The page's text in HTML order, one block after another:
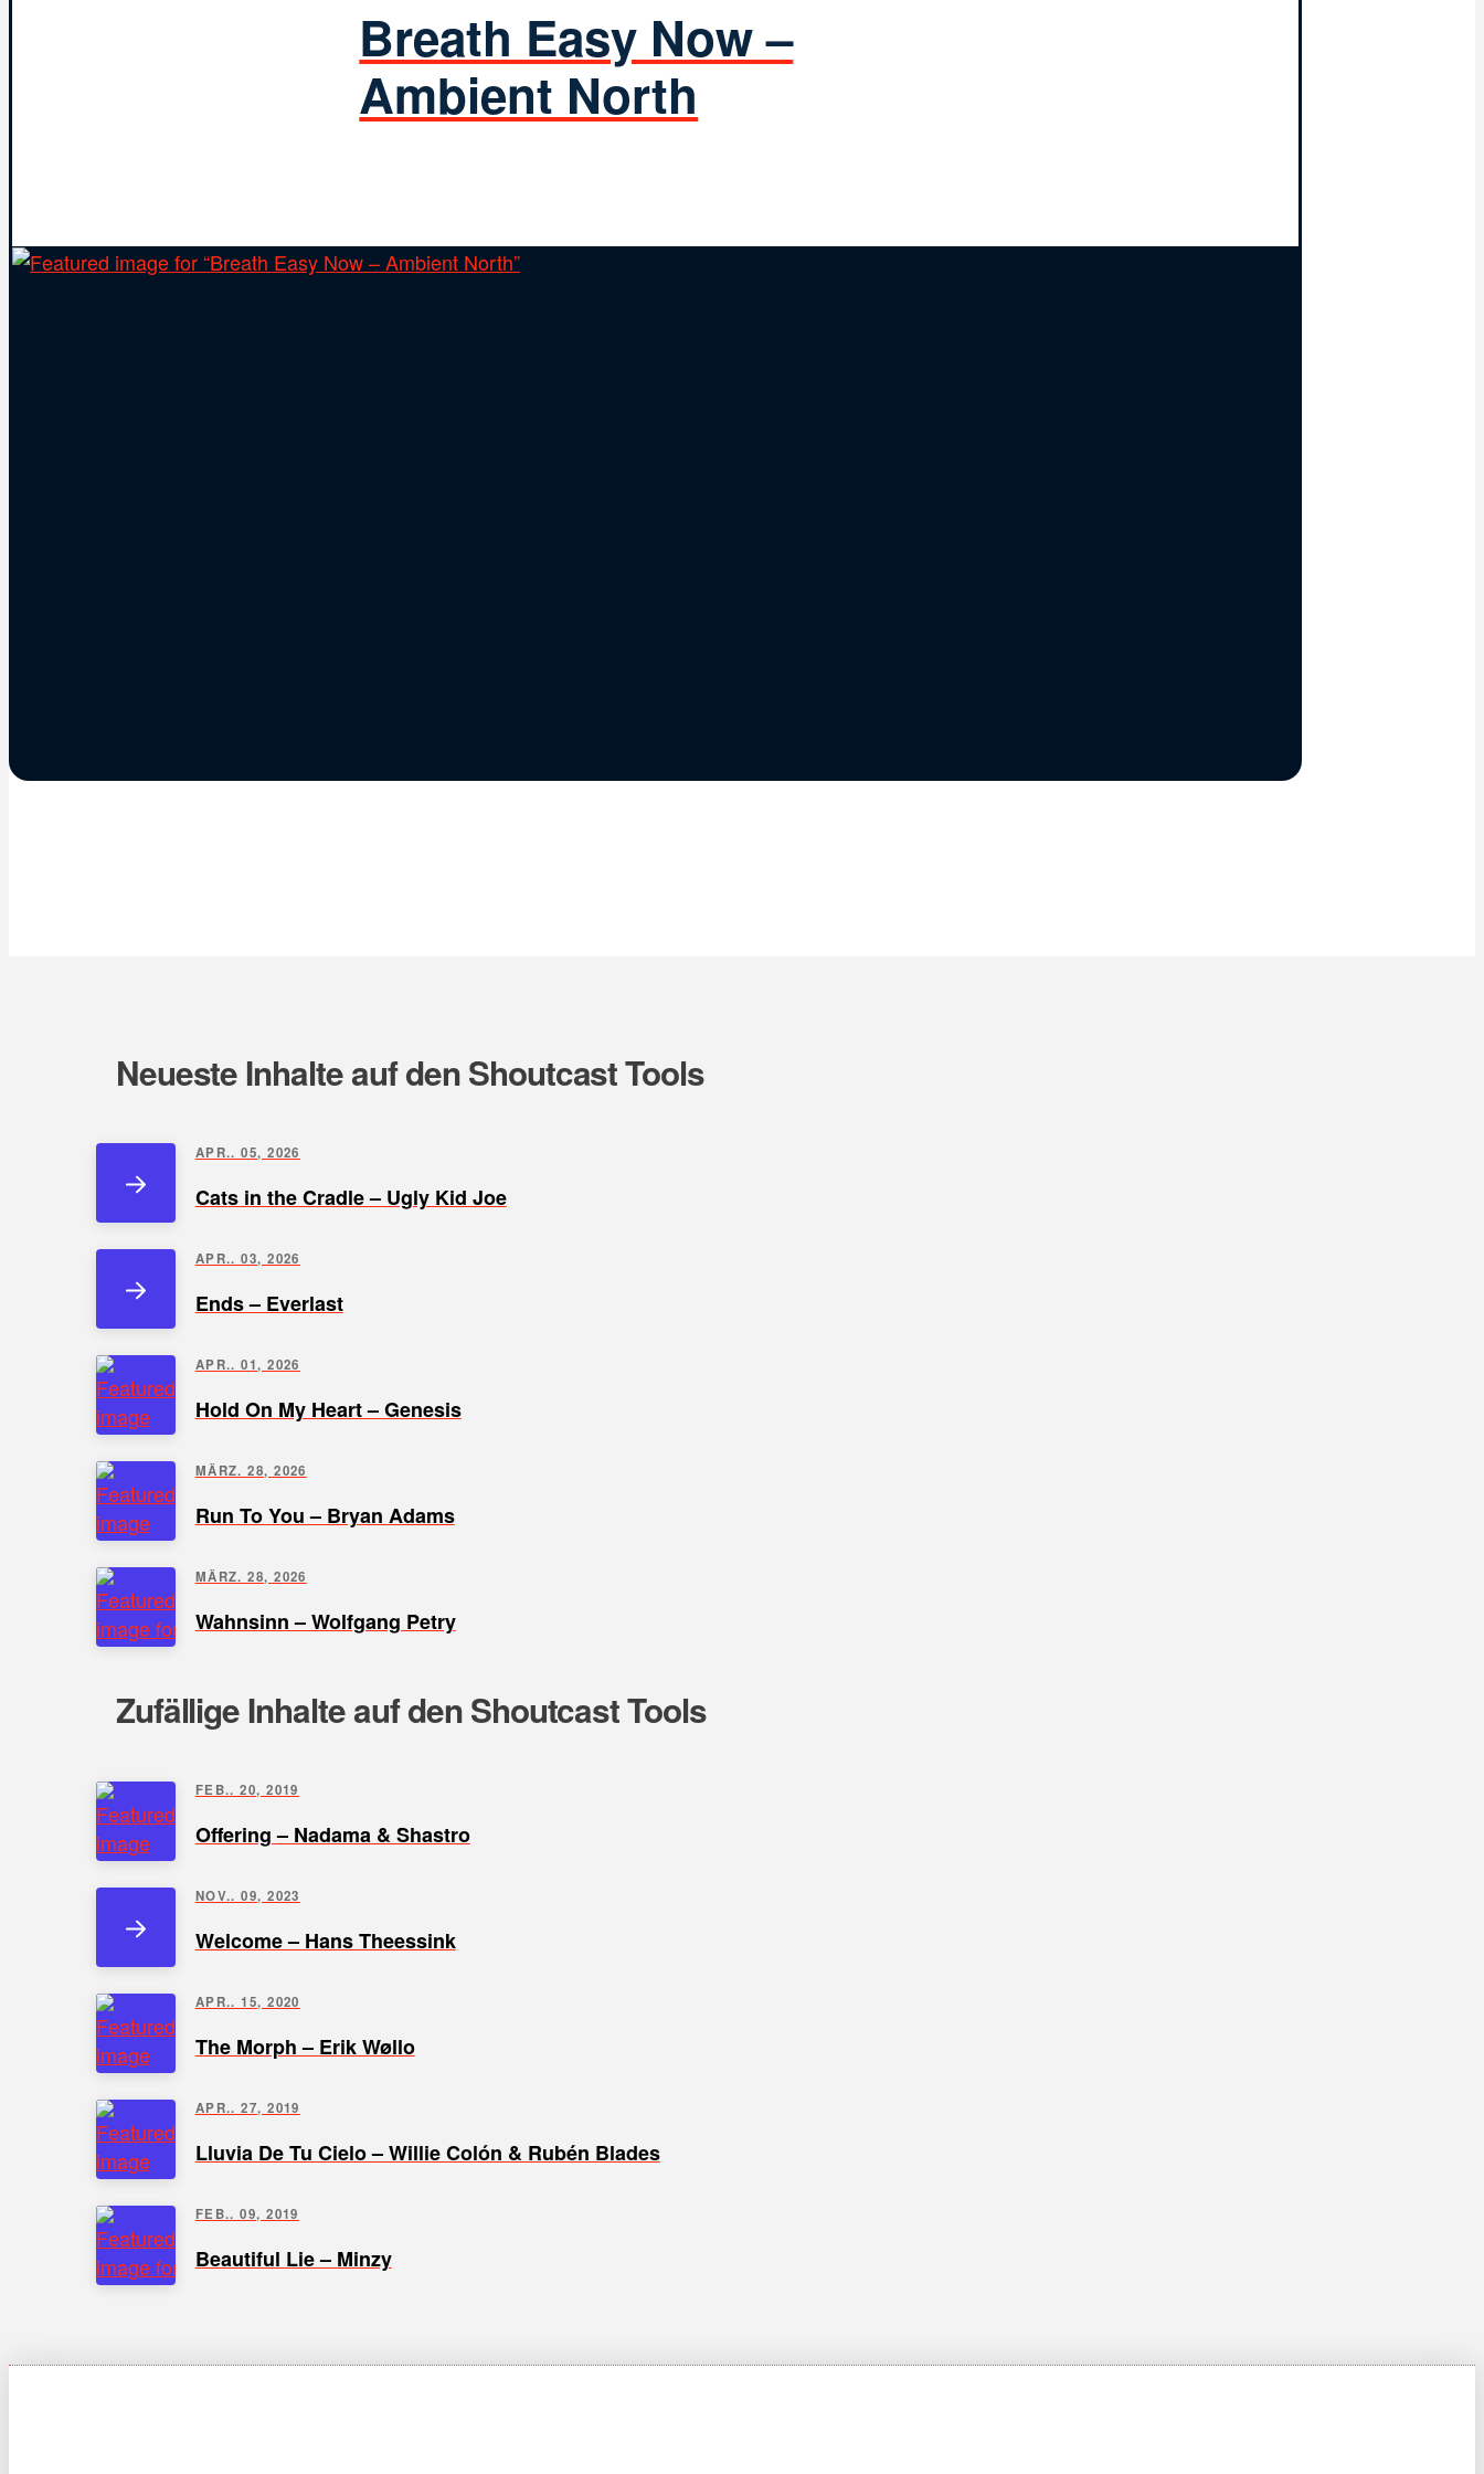
Breath Easy Now –
Ambient North
Neueste Inhalte auf den Shoutcast Tools
APR.. 05, 2026
Cats in the Cradle – Ugly Kid Joe
APR.. 03, 2026
Ends – Everlast
APR.. 01, 2026
Hold On My Heart – Genesis
MÄRZ. 28, 2026
Run To You – Bryan Adams
MÄRZ. 28, 2026
Wahnsinn – Wolfgang Petry
Zufällige Inhalte auf den Shoutcast Tools
FEB.. 20, 2019
Offering – Nadama & Shastro
NOV.. 09, 2023
Welcome – Hans Theessink
APR.. 15, 2020
The Morph – Erik Wøllo
APR.. 27, 2019
Lluvia De Tu Cielo – Willie Colón & Rubén Blades
FEB.. 09, 2019
Beautiful Lie – Minzy